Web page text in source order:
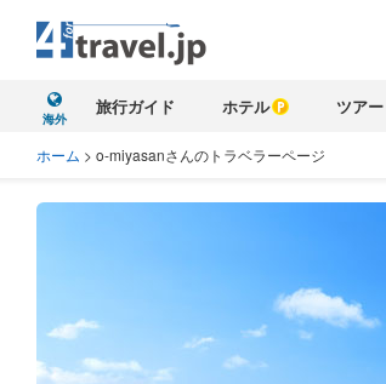
海外
旅行ガイド ホテル ツアー
ホーム > o-miyasanさんのトラベラーページ